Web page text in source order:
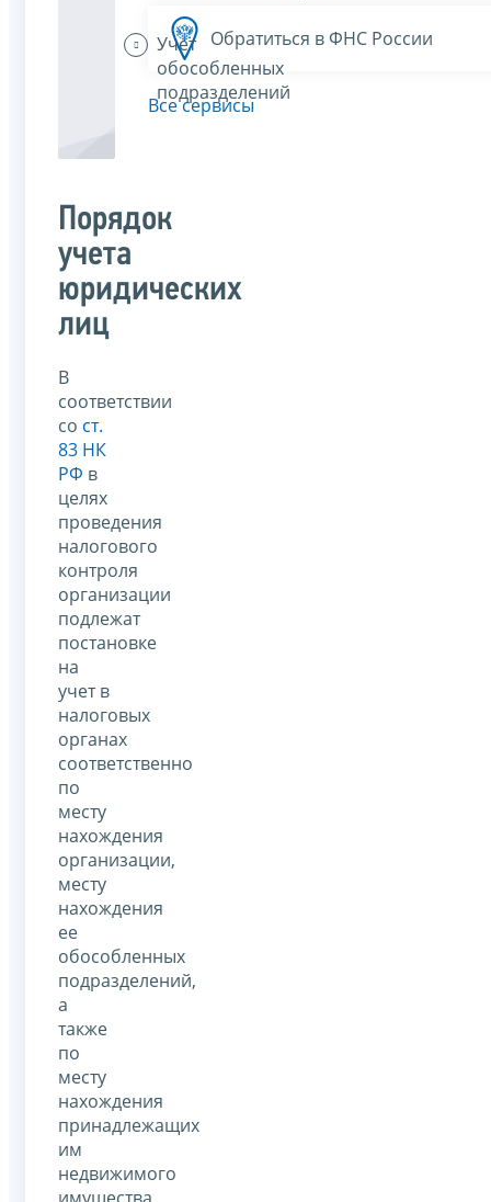
Учет
обособленных
подразделений
Порядок
учета
юридических
лиц
В
соответствии
со ст.
83 НК
РФ в
целях
проведения
налогового
контроля
организации
подлежат
постановке
на
учет в
налоговых
органах
соответственно
по
месту
нахождения
организации,
месту
нахождения
ее
обособленных
подразделений,
а
также
по
месту
нахождения
принадлежащих
им
недвижимого
имущества
Обратиться в ФНС России
Все сервисы